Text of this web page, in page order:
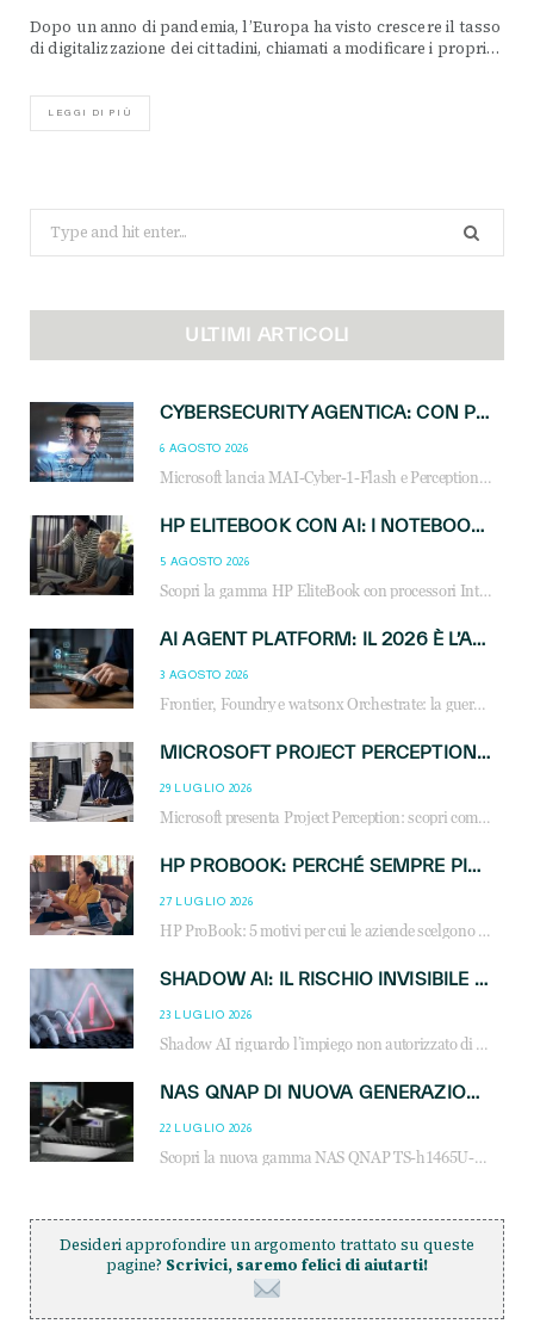
Dopo un anno di pandemia, l’Europa ha visto crescere il tasso
di digitalizzazione dei cittadini, chiamati a modificare i propri…
LEGGI DI PIÙ
Search
for:
ULTIMI ARTICOLI
CYBERSECURITY AGENTICA: CON PERCEPTION E MAI-CYBER-1-FLASH MICROSOFT APRE NUOVI SERVIZI PER IL CANALE
6 AGOSTO 2026
Microsoft lancia MAI-Cyber-1-Flash e Perception: cybersecurity agentica in preview dal 3 novembre. Cosa cambia per MSP, system integrator e reseller.
HP ELITEBOOK CON AI: I NOTEBOOK BUSINESS INTELLIGENTI CHE TRASFORMANO PRODUTTIVITÀ, SICUREZZA E LAVORO IBRIDO
5 AGOSTO 2026
Scopri la gamma HP EliteBook con processori Intel® Core™ Ultra e AMD Ryzen™ AI. Notebook business progettati per aumentare la produttività, migliorare la collaborazione e garantire sicurezza avanzata in ufficio e in mobilità.
AI AGENT PLATFORM: IL 2026 È L’ANNO DEL «SISTEMA OPERATIVO» PER GLI AGENTI AZIENDALI
3 AGOSTO 2026
Frontier, Foundry e watsonx Orchestrate: la guerra delle piattaforme AI agent ridisegna il mercato IT. Cosa cambia per reseller, MSP e system integrator.
MICROSOFT PROJECT PERCEPTION: COME GLI AGENTI AI CAMBIERANNO SOC, CYBERSECURITY E SERVIZI MSP
29 LUGLIO 2026
Microsoft presenta Project Perception: scopri come gli agenti AI possono trasformare cybersecurity, SOC e servizi gestiti degli MSP.
HP PROBOOK: PERCHÉ SEMPRE PIÙ AZIENDE SCELGONO NOTEBOOK PROGETTATI PER IL LAVORO MODERNO
27 LUGLIO 2026
HP ProBook: 5 motivi per cui le aziende scelgono i notebook business HP per migliorare produttività, sicurezza e gestione dell’AI.
SHADOW AI: IL RISCHIO INVISIBILE CHE LE AZIENDE POSSONO GOVERNARE
23 LUGLIO 2026
Shadow AI riguardo l’impiego non autorizzato di sistemi AI all’interno dell’azienda. E’ una pratica che si diffonde a partire dai dipendenti fino ai dirigenti e mette a repentaglio la cybersecurity, con costi più elevati per le organizzazioni. Due recenti report illustrano il fenomeno e forniscono dati in merito
NAS QNAP DI NUOVA GENERAZIONE: PIÙ PRESTAZIONI, SCALABILITÀ E PROTEZIONE DEI DATI PER LE INFRASTRUTTURE IT MODERNE
22 LUGLIO 2026
Scopri la nuova gamma NAS QNAP TS-h1465U-RP, TS-h1065eU e TS-h665U: storage aziendale con ZFS, DDR5, E1.S NVMe e connettività 2.5GbE per backup, virtualizzazione e cybersecurity.
Desideri approfondire un argomento trattato su queste
pagine? Scrivici, saremo felici di aiutarti!